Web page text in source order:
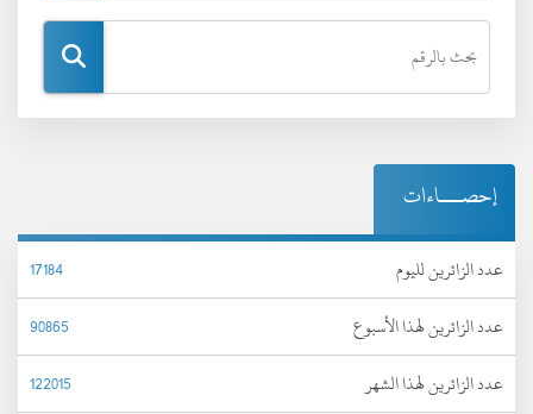
إحصـــاءات
عدد الزائرين لليوم
17184
عدد الزائرين لهذا الأسبوع
90865
عدد الزائرين لهذا الشهر
122015